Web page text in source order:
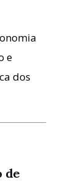
e
dos
de